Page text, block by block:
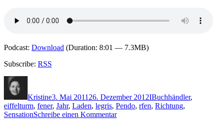
Podcast: Download (Duration: 8:01 — 7.3MB)
Subscribe: RSS
Kristine3. Mai 2011 26. Dezember 2012IBuchhändler,
eiffelturm, fener, Jahr, Laden, legris, Pendo, rfen, Richtung,
SensationSchreibe einen Kommentarzu